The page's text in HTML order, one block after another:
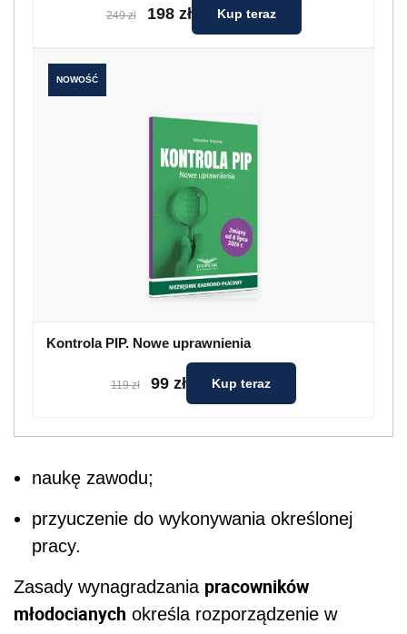
249 zł 198 zł Kup teraz
NOWOŚĆ
Kontrola PIP. Nowe uprawnienia
119 zł 99 zł Kup teraz
naukę zawodu;
przyuczenie do wykonywania określonej
pracy.
Zasady wynagradzania pracowników
młodocianych określa rozporządzenie w